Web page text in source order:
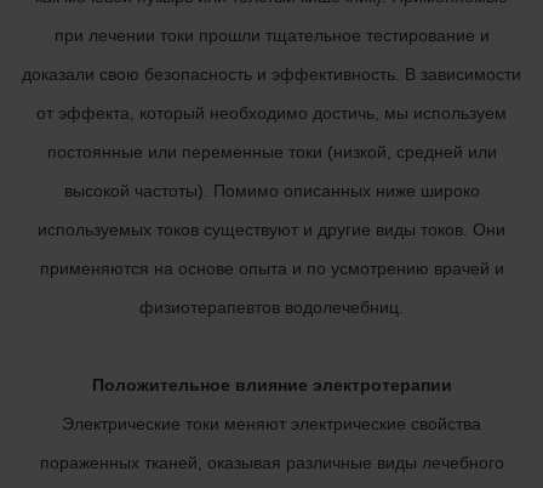
при лечении токи прошли тщательное тестирование и
доказали свою безопасность и эффективность. В зависимости
от эффекта, который необходимо достичь, мы используем
постоянные или переменные токи (низкой, средней или
высокой частоты). Помимо описанных ниже широко
используемых токов существуют и другие виды токов. Они
применяются на основе опыта и по усмотрению врачей и
физиотерапевтов водолечебниц.
Положительное влияние электротерапии
Электрические токи меняют электрические свойства
пораженных тканей, оказывая различные виды лечебного